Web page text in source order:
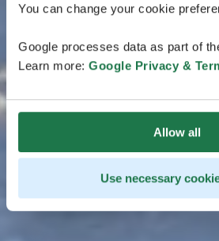
You can change your cookie
Google processes data as part of
Learn more: Google Privacy &
Allow all
Use necessary